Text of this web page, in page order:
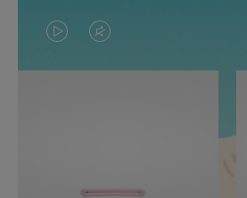
DAS
VIDEO
VIDEO
IST